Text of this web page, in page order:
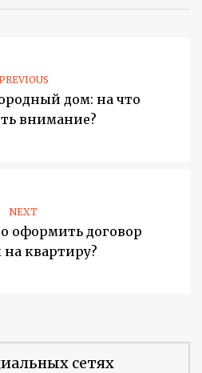
дом: на что
внимание?
NEXT
оформить договор
квартиру?
сетях